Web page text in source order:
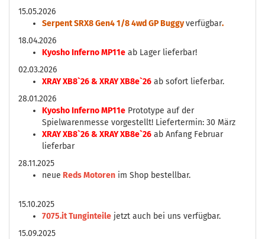
15.05.2026
Serpent SRX8 Gen4 1/8 4wd GP Buggyverfügbar.
18.04.2026
Kyosho Inferno MP11e ab Lager lieferbar!
02.03.2026
XRAY XB8`26 & XRAY XB8e`26 ab sofort lieferbar.
28.01.2026
Kyosho Inferno MP11e Prototype auf der
Spielwarenmesse vorgestellt! Liefertermin: 30 März
XRAY XB8`26 & XRAY XB8e`26 ab Anfang Februar
lieferbar
28.11.2025
neue Reds Motoren im Shop bestellbar.
15.10.2025
7075.it Tunginteile jetzt auch bei uns verfügbar.
15.09.2025